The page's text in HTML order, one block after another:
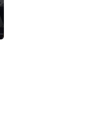
Explore
Explore